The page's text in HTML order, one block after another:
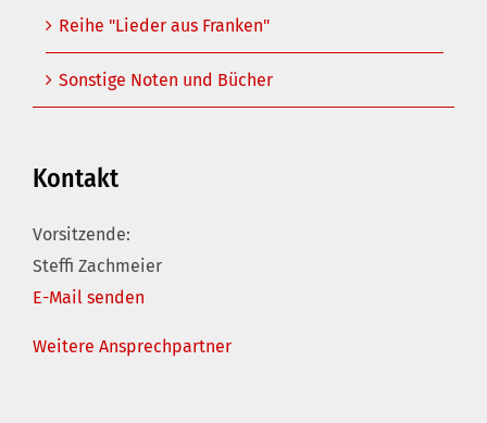
Reihe "Lieder aus Franken"
Sonstige Noten und Bücher
Kontakt
Vorsitzende:
Steffi Zachmeier
E-Mail senden
Weitere Ansprechpartner